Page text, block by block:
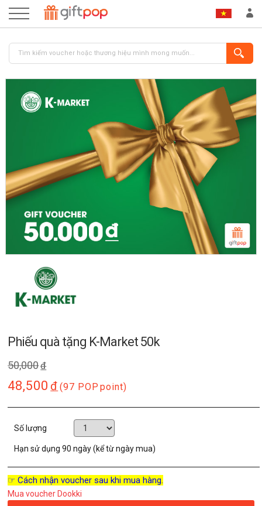
ĐĂNG NHẬP ĐĂNG KÝ
Phiếu quà tặng K-Market 50k
50,000đ
48,500 đ (97 POP point)
Số lượng
Hạn sử dụng90 ngày (kể từ ngày mua)
☞ Cách nhận voucher sau khi mua hàng.
Mua voucher Dookki